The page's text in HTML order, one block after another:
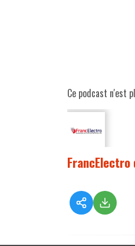
Ce podcast n'est
FrancElectro